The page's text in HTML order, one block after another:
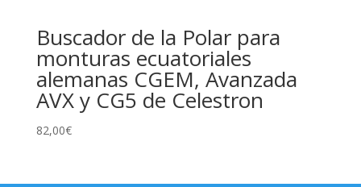
Buscador de la Polar para
monturas ecuatoriales
alemanas CGEM, Avanzada
AVX y CG5 de Celestron
82,00€